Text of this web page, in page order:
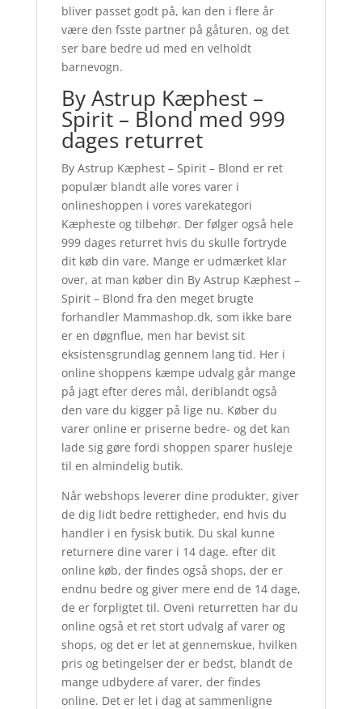
bliver passet godt på, kan den i flere år
være den fsste partner på gåturen, og det
ser bare bedre ud med en velholdt
barnevogn.
By Astrup Kæphest –
Spirit – Blond med 999
dages returret
By Astrup Kæphest – Spirit – Blond er ret
populær blandt alle vores varer i
onlineshoppen i vores varekategori
Kæpheste og tilbehør. Der følger også hele
999 dages returret hvis du skulle fortryde
dit køb din vare. Mange er udmærket klar
over, at man køber din By Astrup Kæphest –
Spirit – Blond fra den meget brugte
forhandler Mammashop.dk, som ikke bare
er en døgnflue, men har bevist sit
eksistensgrundlag gennem lang tid. Her i
online shoppens kæmpe udvalg går mange
på jagt efter deres mål, deriblandt også
den vare du kigger på lige nu. Køber du
varer online er priserne bedre- og det kan
lade sig gøre fordi shoppen sparer husleje
til en almindelig butik.
Når webshops leverer dine produkter, giver
de dig lidt bedre rettigheder, end hvis du
handler i en fysisk butik. Du skal kunne
returnere dine varer i 14 dage. efter dit
online køb, der findes også shops, der er
endnu bedre og giver mere end de 14 dage,
de er forpligtet til. Oveni returretten har du
online også et ret stort udvalg af varer og
shops, og det er let at gennemskue, hvilken
pris og betingelser der er bedst, blandt de
mange udbydere af varer, der findes
online. Det er let i dag at sammenligne